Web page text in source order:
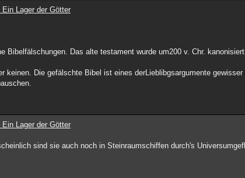
Ein Lager der Götter
Bibelfälschungen. Das alte testament wurde um200 v. Chr.
keinen. Die gefälschte Bibel ist eines derLieblibgsargumente
Ein Lager der Götter
sind sie auch noch in Steinraumschiffen durch's